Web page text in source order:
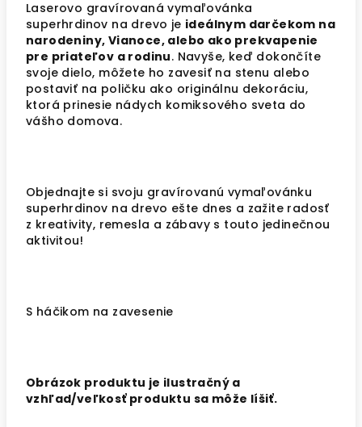
Laserovo gravírovaná vymaľovánka
superhrdinov na drevo je ideálnym darčekom na
narodeniny, Vianoce, alebo ako prekvapenie
pre priateľov a rodinu. Navyše, keď dokončíte
svoje dielo, môžete ho zavesiť na stenu alebo
postaviť na poličku ako originálnu dekoráciu,
ktorá prinesie nádych komiksového sveta do
vášho domova.
Objednajte si svoju gravírovanú vymaľovánku
superhrdinov na drevo ešte dnes a zažite radosť
z kreativity, remesla a zábavy s touto jedinečnou
aktivitou!
S háčikom na zavesenie
Obrázok produktu je ilustračný a
vzhľad/veľkosť produktu sa môže líšiť.